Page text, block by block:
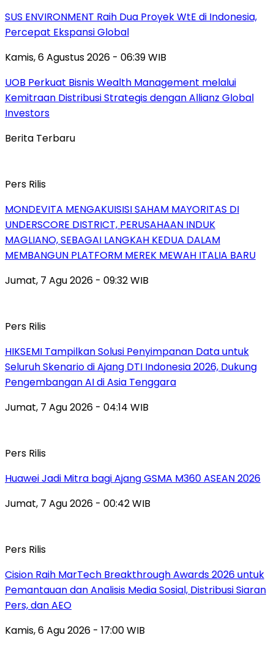
SUS ENVIRONMENT Raih Dua Proyek WtE di Indonesia,
Percepat Ekspansi Global
Kamis, 6 Agustus 2026 - 06:39 WIB
UOB Perkuat Bisnis Wealth Management melalui
Kemitraan Distribusi Strategis dengan Allianz Global
Investors
Berita Terbaru
Pers Rilis
MONDEVITA MENGAKUISISI SAHAM MAYORITAS DI
UNDERSCORE DISTRICT, PERUSAHAAN INDUK
MAGLIANO, SEBAGAI LANGKAH KEDUA DALAM
MEMBANGUN PLATFORM MEREK MEWAH ITALIA BARU
Jumat, 7 Agu 2026 - 09:32 WIB
Pers Rilis
HIKSEMI Tampilkan Solusi Penyimpanan Data untuk
Seluruh Skenario di Ajang DTI Indonesia 2026, Dukung
Pengembangan AI di Asia Tenggara
Jumat, 7 Agu 2026 - 04:14 WIB
Pers Rilis
Huawei Jadi Mitra bagi Ajang GSMA M360 ASEAN 2026
Jumat, 7 Agu 2026 - 00:42 WIB
Pers Rilis
Cision Raih MarTech Breakthrough Awards 2026 untuk
Pemantauan dan Analisis Media Sosial, Distribusi Siaran
Pers, dan AEO
Kamis, 6 Agu 2026 - 17:00 WIB